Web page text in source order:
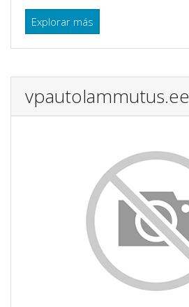
Explorar más
vpautolammutus.ee